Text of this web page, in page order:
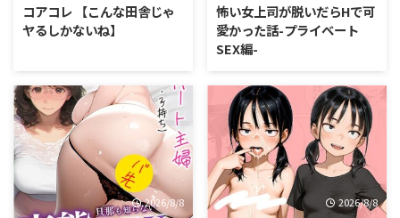
コアコレ 【こんな田舎じゃ
ヤるしかないね】
怖い女上司が脱いだらHで可
愛かった話-プライベート
SEX編-
2026/8/8 2026/8/8